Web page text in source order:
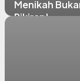
Menikah
Pikiran!